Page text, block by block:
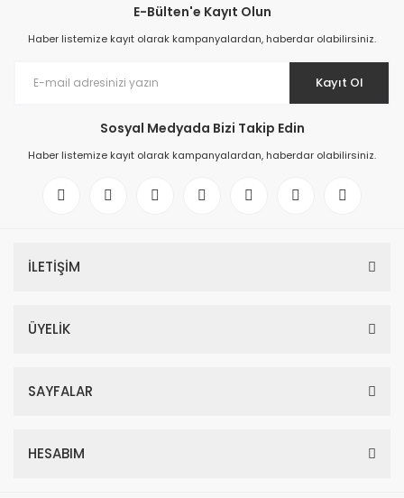
E-Bülten'e Kayıt Olun
Haber listemize kayıt olarak kampanyalardan, haberdar olabilirsiniz.
Kayıt Ol
Sosyal Medyada Bizi Takip Edin
Haber listemize kayıt olarak kampanyalardan, haberdar olabilirsiniz.
İLETİŞİM
ÜYELİK
SAYFALAR
HESABIM